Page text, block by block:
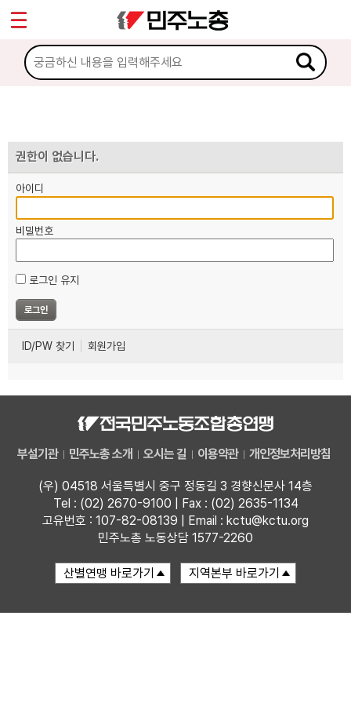
권한이 없습니다.
아이디
비밀번호
로그인 유지
ID/PW 찾기 회원가입
부설기관 민주노총 소개 오시는 길 이용약관 개인정보처리방침
(우) 04518 서울특별시 중구 정동길 3 경향신문사 14층
Tel : (02) 2670-9100 | Fax : (02) 2635-1134
고유번호 : 107-82-08139 | Email : kctu@kctu.org
민주노총 노동상담 1577-2260
마이페이지
소개
노동상담
자료
부설기관
업무